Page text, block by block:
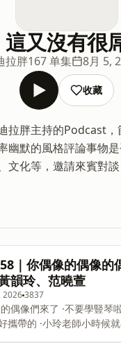
這又沒有很
拉胖167 单集 8月 5,
收藏
拉胖主持的Podcast，
幽默的風格評論事物
文化等，邀請來賓對
｜你偶像的偶像的
韻玲、范曉萱
20263837
們來了 ·不要學豎琴啦，你選
玲老師小時候就喜歡改